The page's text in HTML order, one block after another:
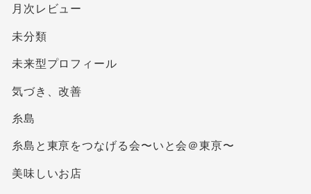
月次レビュー
未分類
未来型プロフィール
気づき、改善
糸島
糸島と東亰をつなげる会〜いと会＠東亰〜
美味しいお店